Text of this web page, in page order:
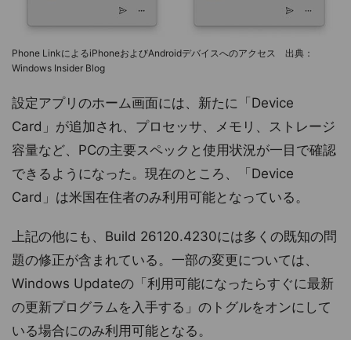
Phone LinkによるiPhoneおよびAndroidデバイスへのアクセス 出典：
Windows Insider Blog
設定アプリのホーム画面には、新たに「Device
Card」が追加され、プロセッサ、メモリ、ストレージ
容量など、PCの主要スペックと使用状況が一目で確認
できるようになった。現在のところ、「Device
Card」は米国在住者のみ利用可能となっている。
上記の他にも、Build 26120.4230には多くの既知の問
題の修正が含まれている。一部の変更については、
Windows Updateの「利用可能になったらすぐに最新
の更新プログラムを入手する」のトグルをオンにして
いる場合にのみ利用可能となる。